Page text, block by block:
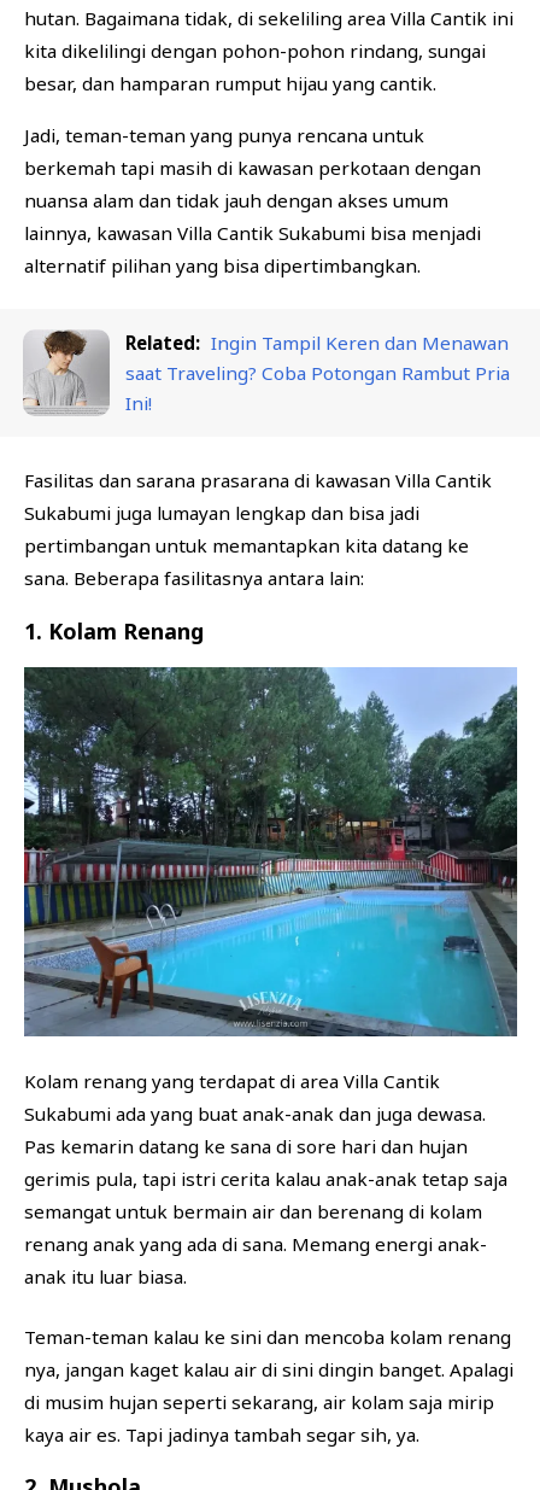
hutan. Bagaimana tidak, di sekeliling area Villa Cantik ini
kita dikelilingi dengan pohon-pohon rindang, sungai
besar, dan hamparan rumput hijau yang cantik.
Jadi, teman-teman yang punya rencana untuk
berkemah tapi masih di kawasan perkotaan dengan
nuansa alam dan tidak jauh dengan akses umum
lainnya, kawasan Villa Cantik Sukabumi bisa menjadi
alternatif pilihan yang bisa dipertimbangkan.
Related: Ingin Tampil Keren dan Menawan
saat Traveling? Coba Potongan Rambut Pria
Ini!
Fasilitas dan sarana prasarana di kawasan Villa Cantik
Sukabumi juga lumayan lengkap dan bisa jadi
pertimbangan untuk memantapkan kita datang ke
sana. Beberapa fasilitasnya antara lain:
1. Kolam Renang
Kolam renang yang terdapat di area Villa Cantik
Sukabumi ada yang buat anak-anak dan juga dewasa.
Pas kemarin datang ke sana di sore hari dan hujan
gerimis pula, tapi istri cerita kalau anak-anak tetap saja
semangat untuk bermain air dan berenang di kolam
renang anak yang ada di sana. Memang energi anak-
anak itu luar biasa.
Teman-teman kalau ke sini dan mencoba kolam renang
nya, jangan kaget kalau air di sini dingin banget. Apalagi
di musim hujan seperti sekarang, air kolam saja mirip
kaya air es. Tapi jadinya tambah segar sih, ya.